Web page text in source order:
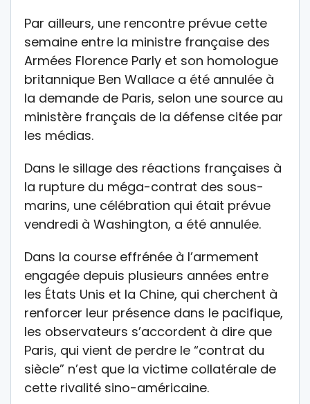
Par ailleurs, une rencontre prévue cette
semaine entre la ministre française des
Armées Florence Parly et son homologue
britannique Ben Wallace a été annulée à
la demande de Paris, selon une source au
ministère français de la défense citée par
les médias.
Dans le sillage des réactions françaises à
la rupture du méga-contrat des sous-
marins, une célébration qui était prévue
vendredi à Washington, a été annulée.
Dans la course effrénée à l’armement
engagée depuis plusieurs années entre
les États Unis et la Chine, qui cherchent à
renforcer leur présence dans le pacifique,
les observateurs s’accordent à dire que
Paris, qui vient de perdre le “contrat du
siècle” n’est que la victime collatérale de
cette rivalité sino-américaine.